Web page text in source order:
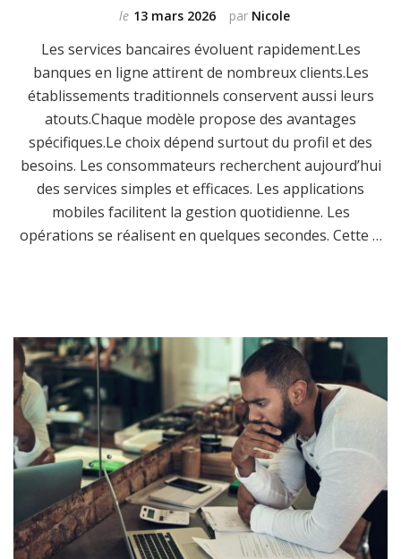
par Nicole
le 13 mars 2026
Les services bancaires évoluent rapidement.Les
banques en ligne attirent de nombreux clients.Les
établissements traditionnels conservent aussi leurs
atouts.Chaque modèle propose des avantages
spécifiques.Le choix dépend surtout du profil et des
besoins. Les consommateurs recherchent aujourd’hui
des services simples et efficaces. Les applications
mobiles facilitent la gestion quotidienne. Les
opérations se réalisent en quelques secondes. Cette …